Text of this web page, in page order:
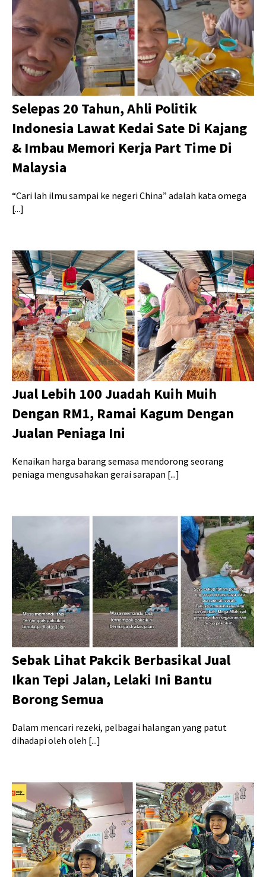
Selepas 20 Tahun, Ahli Politik
Indonesia Lawat Kedai Sate Di Kajang
& Imbau Memori Kerja Part Time Di
Malaysia
“Cari lah ilmu sampai ke negeri China” adalah kata omega
[...]
Jual Lebih 100 Juadah Kuih Muih
Dengan RM1, Ramai Kagum Dengan
Jualan Peniaga Ini
Kenaikan harga barang semasa mendorong seorang
peniaga mengusahakan gerai sarapan [...]
Sebak Lihat Pakcik Berbasikal Jual
Ikan Tepi Jalan, Lelaki Ini Bantu
Borong Semua
Dalam mencari rezeki, pelbagai halangan yang patut
dihadapi oleh oleh [...]